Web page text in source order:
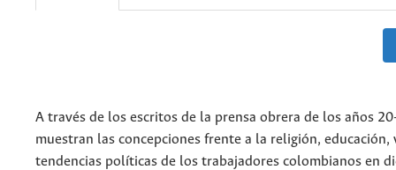
A través de los escritos de la prensa obrera de los años
muestran las concepciones frente a la religión, educación,
tendencias políticas de los trabajadores colombianos en